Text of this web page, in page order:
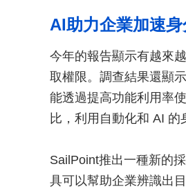
AI助力企業加速
今年的報告顯示有越來
取權限。調查結果還顯
能透過提高功能利用率
比，利用自動化和 AI 的
SailPoint推出一種新的
具可以幫助企業辨識出